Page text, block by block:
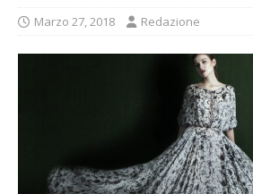
Marzo 27, 2018 Redazione